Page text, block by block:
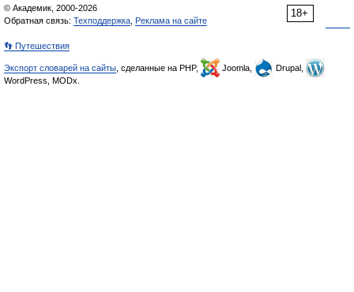
18+
© Академик, 2000-2026
Обратная связь: Техподдержка Реклама на сайте
👣 Путешествия
Экспорт словарей на сайты , сделанные на PHP, Joomla,
Drupal,
WordPress, MODx.